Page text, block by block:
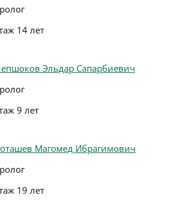
14 лет
Эльдар Сапарбиевич
9 лет
Магомед Ибрагимович
19 лет